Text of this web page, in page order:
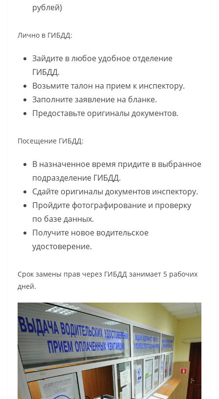
рублей)
Лично в ГИБДД:
Зайдите в любое удобное отделение
ГИБДД.
Возьмите талон на прием к инспектору.
Заполните заявление на бланке.
Предоставьте оригиналы документов.
Посещение ГИБДД:
В назначенное время придите в выбранное
подразделение ГИБДД.
Сдайте оригиналы документов инспектору.
Пройдите фотографирование и проверку
по базе данных.
Получите новое водительское
удостоверение.
Срок замены прав через ГИБДД занимает 5 рабочих
дней.